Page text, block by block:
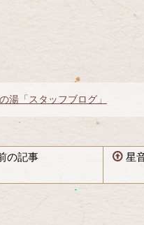
湯「スタッフブログ」
の記事
星